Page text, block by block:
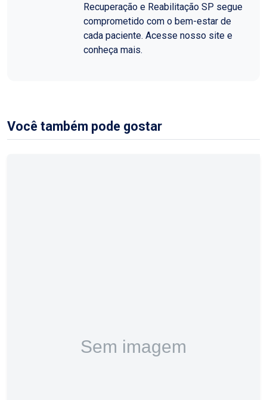
Recuperação e Reabilitação SP segue
comprometido com o bem-estar de
cada paciente. Acesse nosso site e
conheça mais.
Você também pode gostar